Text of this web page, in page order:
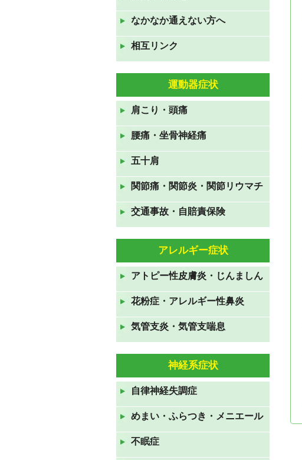
おります。
2022年7月16日
GWも休まず診察しておりま
す。
11月23日(火祝)は通常通り、24
日(水)、25日(木)は臨時休診で
す。
2021年11月22日
８月１５日(日)～１７日(火)ま
でお盆休みです
GWも休まず営業しておりま
2021年4月24日
年末年始のお知らせ 2020年
12月31日から2021年1月3日ま
で休診です。
2020年8月10日
7月23日から26日の祝日も診察
2020年7月19日
ＧＷも休みなく診察していま
なかなか通えない方へ
相互リンク
運動器症状
肩こり・頭痛
腰痛・坐骨神経痛
五十肩
関節痛・関節炎・関節リウマチ
交通事故・自賠責保険
アレルギー症状
アトピー性皮膚炎・じんましん
花粉症・アレルギー性鼻炎
気管支炎・気管支喘息
神経系症状
自律神経失調症
めまい・ふらつき・メニエール
不眠症